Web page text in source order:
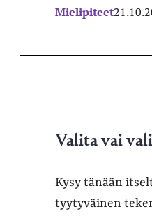
Mielipiteet
Valita vai
Kysy tänään
tyytyväinen